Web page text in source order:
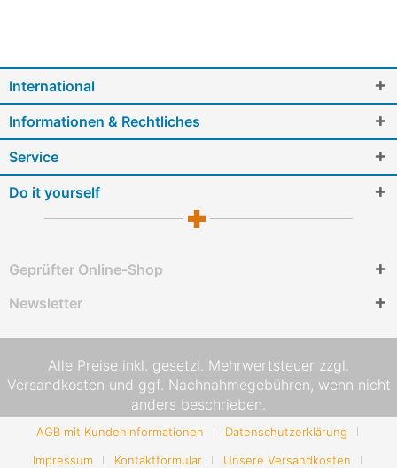
International
Informationen & Rechtliches
Service
Do it yourself
Geprüfter Online-Shop
Newsletter
Alle Preise inkl. gesetzl. Mehrwertsteuer zzgl.
Versandkosten und ggf. Nachnahmegebühren, wenn nicht
anders beschrieben.
AGB mit Kundeninformationen
Datenschutzerklärung
Impressum
Kontaktformular Unsere Versandkosten